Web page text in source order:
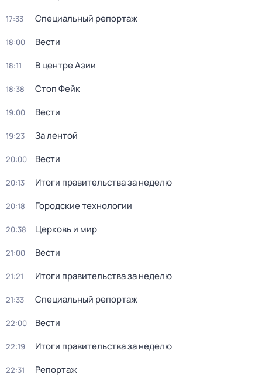
17:33 Специальный репортаж
18:00 Вести
18:11 В центре Азии
18:38 Стоп Фейк
19:00 Вести
19:23 За лентой
20:00 Вести
20:13 Итоги правительства за неделю
20:18 Городские технологии
20:38 Церковь и мир
21:00 Вести
21:21 Итоги правительства за неделю
21:33 Специальный репортаж
22:00 Вести
22:19 Итоги правительства за неделю
22:31 Репортаж